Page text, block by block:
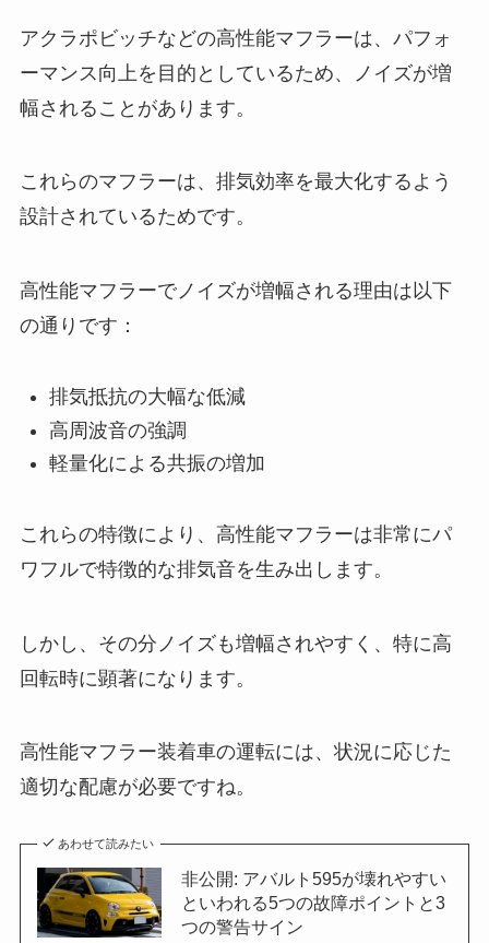
アクラポビッチなどの高性能マフラーは、パフォ
ーマンス向上を目的としているため、ノイズが増
幅されることがあります。
これらのマフラーは、排気効率を最大化するよう
設計されているためです。
高性能マフラーでノイズが増幅される理由は以下
の通りです：
排気抵抗の大幅な低減
高周波音の強調
軽量化による共振の増加
これらの特徴により、高性能マフラーは非常にパ
ワフルで特徴的な排気音を生み出します。
しかし、その分ノイズも増幅されやすく、特に高
回転時に顕著になります。
高性能マフラー装着車の運転には、状況に応じた
適切な配慮が必要ですね。
あわせて読みたい
非公開: アバルト595が壊れやすい
といわれる5つの故障ポイントと3
つの警告サイン